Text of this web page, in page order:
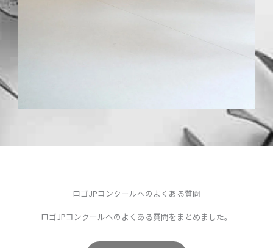
ロゴJPコンクールへのよくある質問
ロゴJPコンクールへのよくある質問​をまとめました。